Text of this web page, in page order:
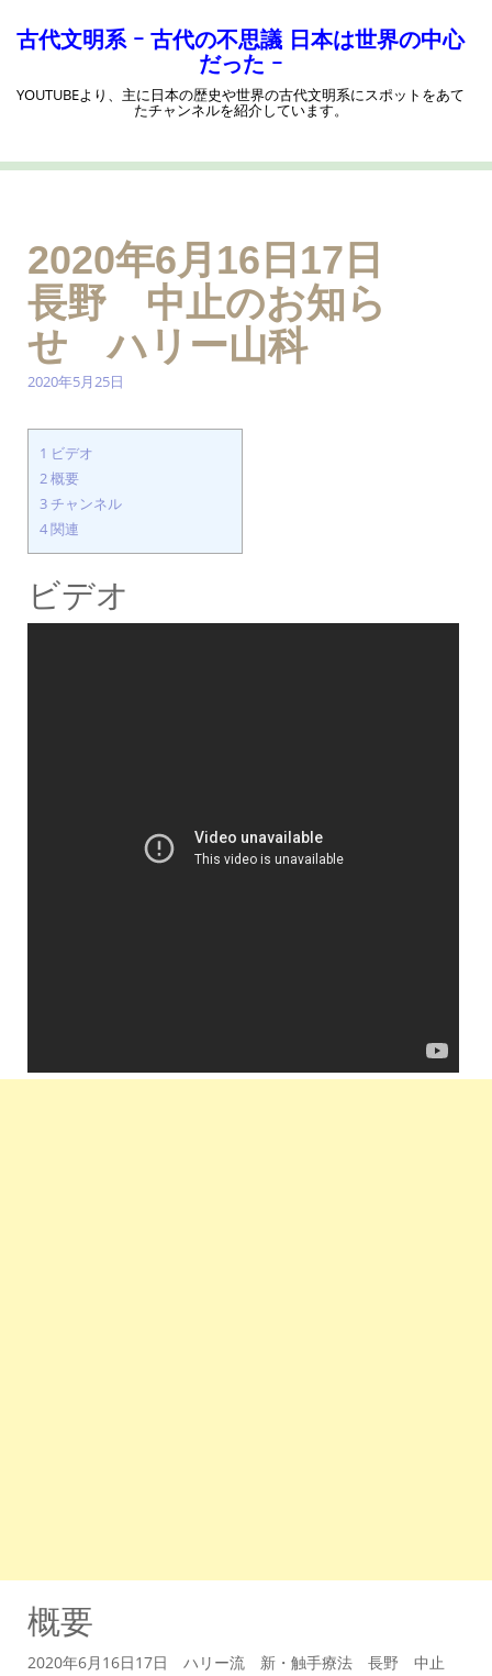
キ
古代文明系 ｰ 古代の不思議 日本は世界の中心
だった ｰ
YOUTUBEより、主に日本の歴史や世界の古代文明系にスポットをあて
たチャンネルを紹介しています。
2020年6月16日17日
長野 中止のお知ら
せ ハリー山科
2020年5月25日
1 ビデオ
2概要
3チャンネル
4関連
ビデオ
概要
2020年6月16日17日 ハリー流 新・触手療法 長野 中止